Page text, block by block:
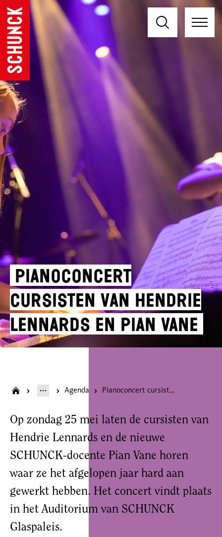
Pianoconcert
cursisten van Hendrie
Lennards en Pian Vane
Agenda Pianoconcert cursisten van Hendrie Lennards en Pian Vane
Op zondag 25 mei laten de cursisten van
Hendrie Lennards en de nieuwe
SCHUNCK-docente Pian Vane horen
waar ze het afgelopen jaar hard aan
gewerkt hebben. Het concert vindt plaats
in het Auditorium van SCHUNCK
Glaspaleis.